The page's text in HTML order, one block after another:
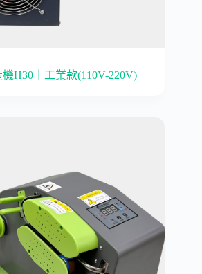
H30｜工業款(110V-220V)